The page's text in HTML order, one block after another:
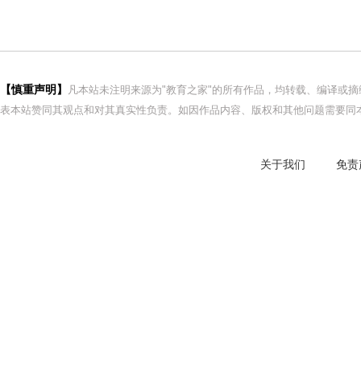
【慎重声明】
凡本站未注明来源为"教育之家"的所有作品，均转载、编译或
表本站赞同其观点和对其真实性负责。如因作品内容、版权和其他问题需要
关于我们 免责